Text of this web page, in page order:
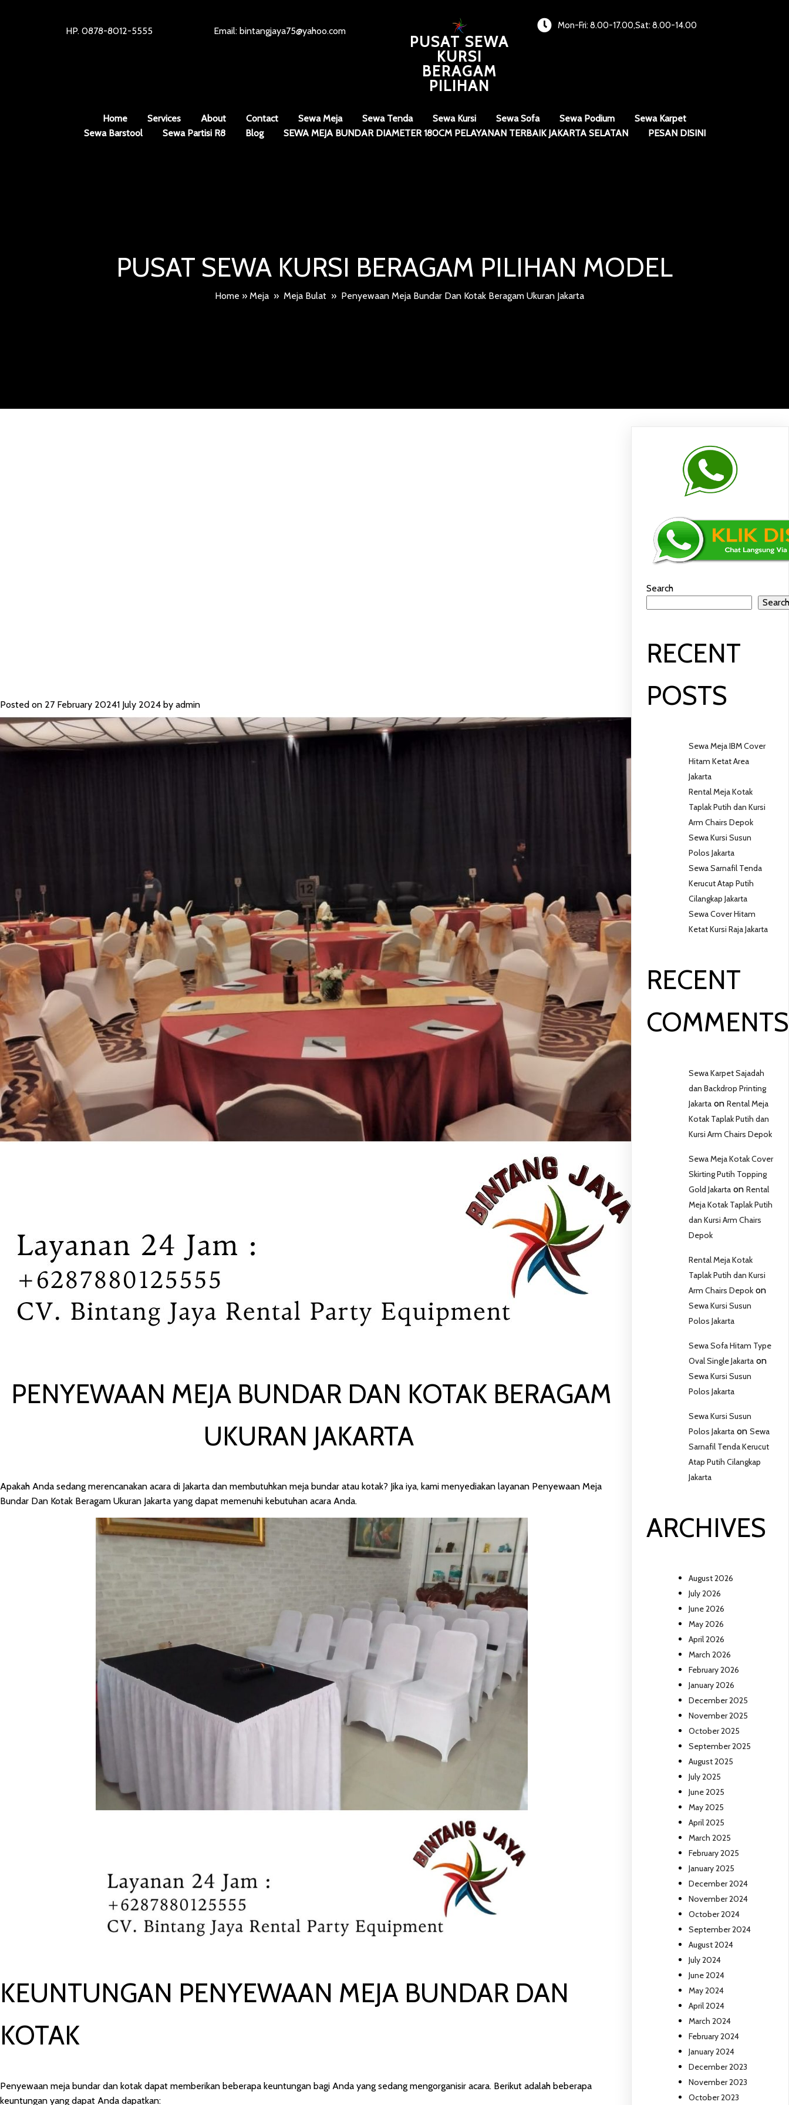
HP. 0878-8012-5555 Email: bintangjaya75@yahoo.com
PUSAT SEWA
KURSI
BERAGAM
PILIHAN
Mon-Fri: 8.00-17.00,Sat: 8.00-14.00
Home Services About Contact Sewa Meja Sewa Tenda Sewa Kursi Sewa Sofa Sewa Podium
Sewa Karpet
Sewa Barstool
Sewa Partisi R8 Blog SEWA MEJA BUNDAR DIAMETER 180CM PELAYANAN TERBAIK JAKARTA SELATAN PESAN DISINI
PUSAT SEWA KURSI BERAGAM PILIHAN MODEL
Home » Meja » Meja Bulat » Penyewaan Meja Bundar Dan Kotak Beragam Ukuran Jakarta
Posted on 27 February 20241 July 2024 by admin
PENYEWAAN MEJA BUNDAR DAN KOTAK BERAGAM
UKURAN JAKARTA
Apakah Anda sedang merencanakan acara di Jakarta dan membutuhkan meja bundar atau kotak? Jika iya, kami menyediakan layanan Penyewaan Meja
Bundar Dan Kotak Beragam Ukuran Jakarta yang dapat memenuhi kebutuhan acara Anda.
KEUNTUNGAN PENYEWAAN MEJA BUNDAR DAN
KOTAK
Penyewaan meja bundar dan kotak dapat memberikan beberapa keuntungan bagi Anda yang sedang mengorganisir acara. Berikut adalah beberapa
keuntungan yang dapat Anda dapatkan:
Search
RECENT
POSTS
Sewa Meja IBM Cover
Hitam Ketat Area
Jakarta
Rental Meja Kotak
Taplak Putih dan Kursi
Arm Chairs Depok
Sewa Kursi Susun
Polos Jakarta
Sewa Sarnafil Tenda
Kerucut Atap Putih
Cilangkap Jakarta
Sewa Cover Hitam
Ketat Kursi Raja Jakarta
RECENT
COMMENTS
Sewa Karpet Sajadah
dan Backdrop Printing
Jakarta onRental Meja
Kotak Taplak Putih dan
Kursi Arm Chairs Depok
Sewa Meja Kotak Cover
Skirting Putih Topping
Gold Jakarta onRental
Meja Kotak Taplak Putih
dan Kursi Arm Chairs
Depok
Rental Meja Kotak
Taplak Putih dan Kursi
Arm Chairs Depok on
Sewa Kursi Susun
Polos Jakarta
Sewa Sofa Hitam Type
Oval Single Jakarta on
Sewa Kursi Susun
Polos Jakarta
Sewa Kursi Susun
Polos Jakarta onSewa
Sarnafil Tenda Kerucut
Atap Putih Cilangkap
Jakarta
ARCHIVES
August 2026
July 2026
June 2026
May 2026
April 2026
March 2026
February 2026
January 2026
December 2025
November 2025
October 2025
September 2025
August 2025
July 2025
June 2025
May 2025
April 2025
March 2025
February 2025
January 2025
December 2024
November 2024
October 2024
September 2024
August 2024
July 2024
June 2024
May 2024
April 2024
March 2024
February 2024
January 2024
December 2023
November 2023
October 2023